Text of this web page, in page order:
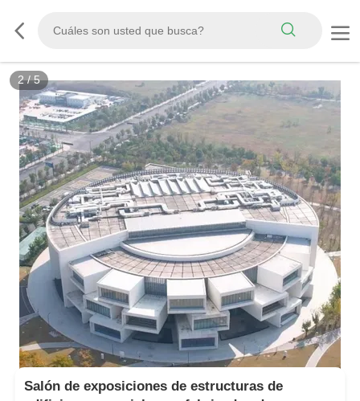
2/5
Salón de exposiciones de estructuras de